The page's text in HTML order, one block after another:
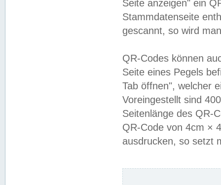
Seite anzeigen" ein
Stammdatenseite
gescannt, so wird
QR-Codes können
Seite eines Pegels
Tab öffnen", welcher
Voreingestellt sind
Seitenlänge des QR-
QR-Code von 4cm ×
ausdrucken, so setzt